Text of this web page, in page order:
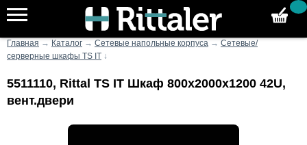
Главная → Каталог → Сетевые напольные корпуса → Сетевые/
серверные шкафы TS IT
↓
5511110, Rittal TS IT Шкаф 800x2000x1200 42U,
вент.двери